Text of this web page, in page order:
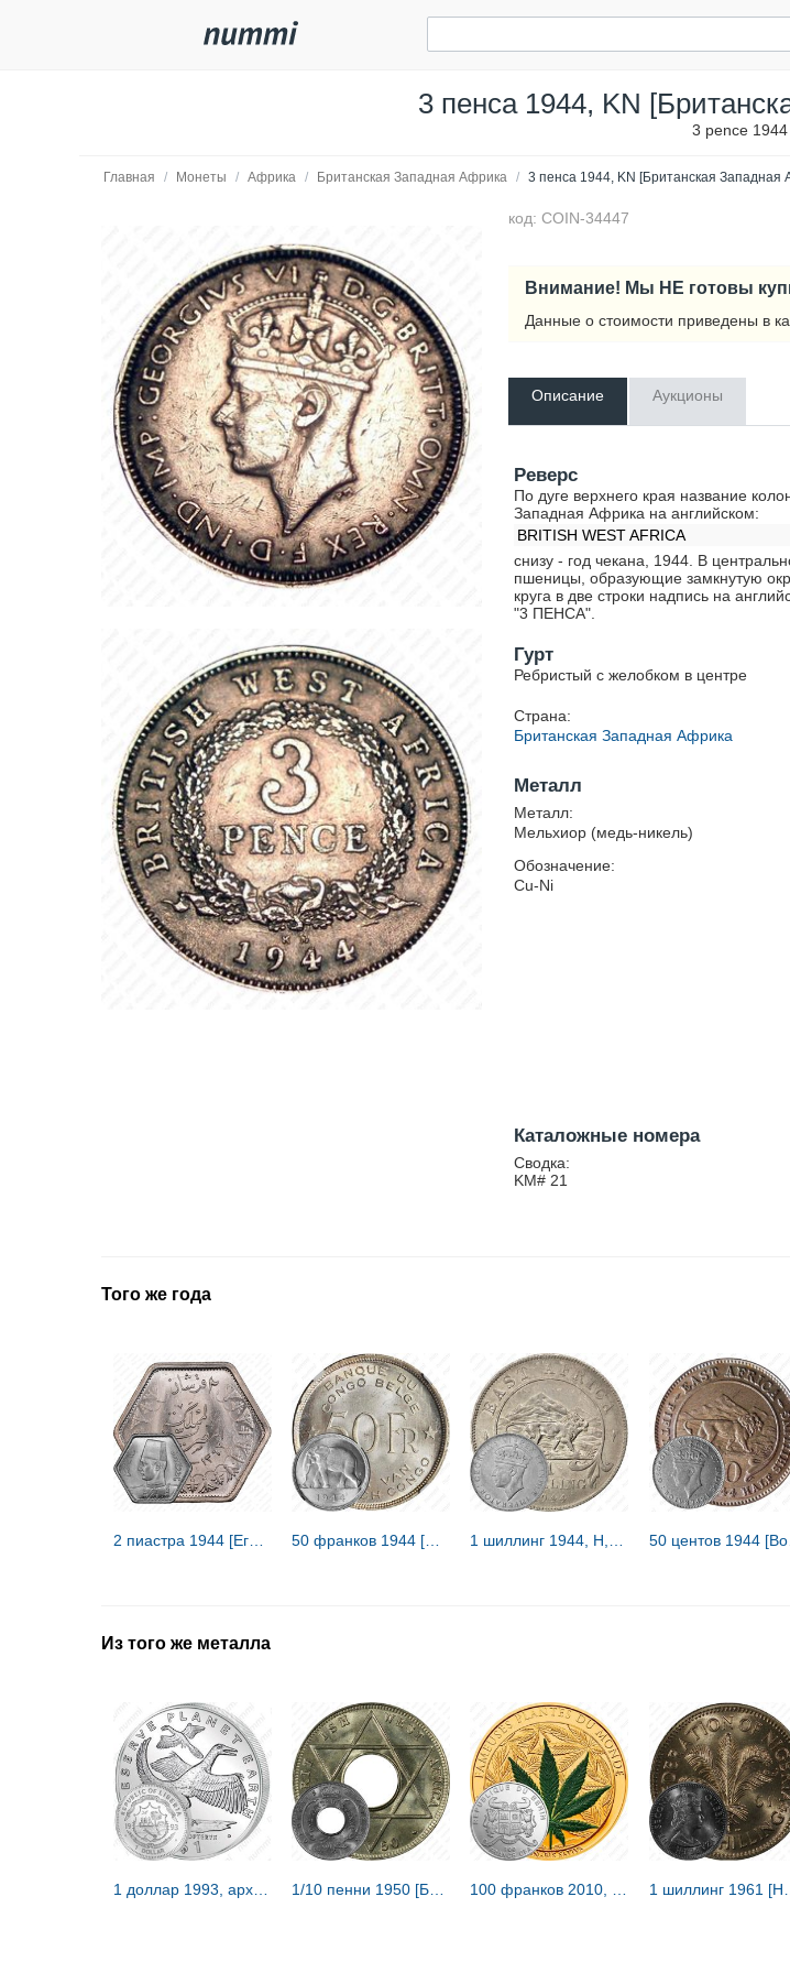
3 пенса 1944, KN
3 pence 1944
Главная / Монеты / Африка / Британская Западная Африка / 3 пенса 1944, KN [Британская Западная
код: COIN-34447
Внимание! Мы НЕ готовы
Данные о стоимости приведены в
Описание Аукционы
Реверс
По дуге верхнего края название
Западная Африка на английском:
BRITISH WEST AFRICA
снизу - год чекана, 1944. В
пшеницы, образующие замкнутую
круга в две строки надпись на
"3 ПЕНСА".
Гурт
Ребристый с желобком в центре
Страна:
Британская Западная Африка
Металл
Металл:
Мельхиор (медь-никель)
Обозначение:
Cu-Ni
Каталожные номера
Сводка:
KM# 21
Того же года
50
Из того же металла